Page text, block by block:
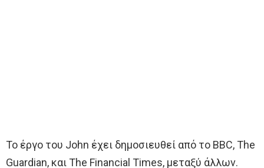
Το έργο του John έχει δημοσιευθεί από το BBC, The
Guardian, και The Financial Times, μεταξύ άλλων.